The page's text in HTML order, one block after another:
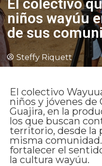
El colectivo
niños wayúu
de sus
Steffy Riquett
El colectivo
niños y jóvenes de
Guajira, en la
los que buscan
territorio, desde la
misma
fortalecer el
la cultura wayúu.